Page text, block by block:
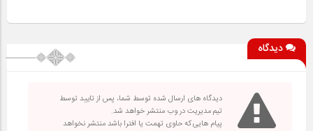
دیدگاه
دیدگاه های ارسال شده توسط شما، پس از تایید توسط
تیم مدیریت در وب منتشر خواهد شد.
پیام هایی که حاوی تهمت یا افترا باشد منتشر نخواهد